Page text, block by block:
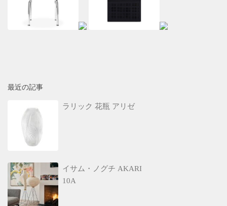
最近の記事
ラリック 花瓶 アリゼ
イサム・ノグチ AKARI
10A